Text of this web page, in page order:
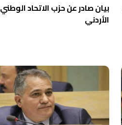
بيان صادر عن حزب الاتحاد الوطني
الأردني